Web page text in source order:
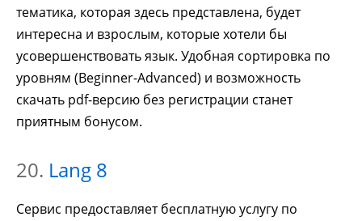
тематика, которая здесь представлена, будет
интересна и взрослым, которые хотели бы
усовершенствовать язык. Удобная сортировка по
уровням (Beginner-Advanced) и возможность
скачать pdf-версию без регистрации станет
приятным бонусом.
20. Lang 8
Сервис предоставляет бесплатную услугу по